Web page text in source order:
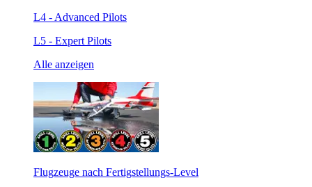
L4 - Advanced Pilots
L5 - Expert Pilots
Alle anzeigen
Flugzeuge nach Fertigstellungs-Level